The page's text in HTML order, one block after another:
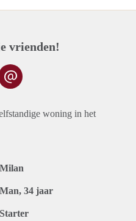
vrienden!
woning in het
Milan
Man, 34 jaar
Starter